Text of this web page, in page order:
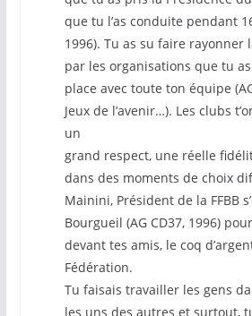
que tu l’as conduite pendant
1996). Tu as su faire rayonner
par les organisations que tu
place avec toute ton équipe
Jeux de l’avenir…). Les clubs
un
grand respect, une réelle
dans des moments de choix
Mainini, Président de la FFBB
Bourgueil (AG CD37, 1996)
devant tes amis, le coq
Fédération.
Tu faisais travailler les gens
les uns des autres et surtout,